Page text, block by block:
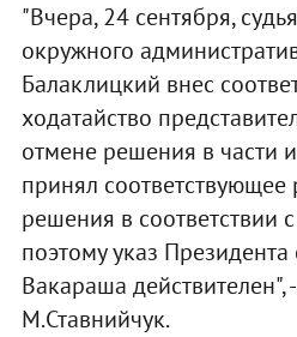
"Вчера, 24 сентября,
окружного
Балаклицкий внес
ходатайство
отмене решения в части
принял
решения в соответствии
поэтому указ
Вакараша действителен",
М.Ставнийчук.